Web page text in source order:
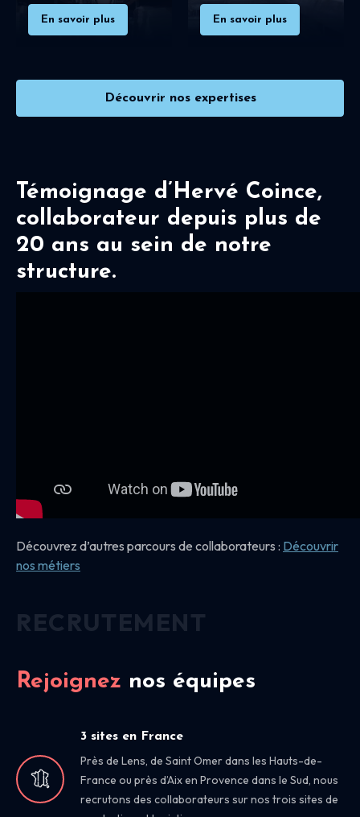
En savoir plus En savoir plus
Découvrir nos expertises
Témoignage d’Hervé Coince,
collaborateur depuis plus de
20 ans au sein de notre
structure.
Découvrez d’autres parcours de collaborateurs : Découvrir
nos métiers
Rejoignez nos équipes
3 sites en France
Près de Lens, de Saint Omer dans les Hauts-de-
France ou près d’Aix en Provence dans le Sud, nous
recrutons des collaborateurs sur nos trois sites de
RECRUTEMENT